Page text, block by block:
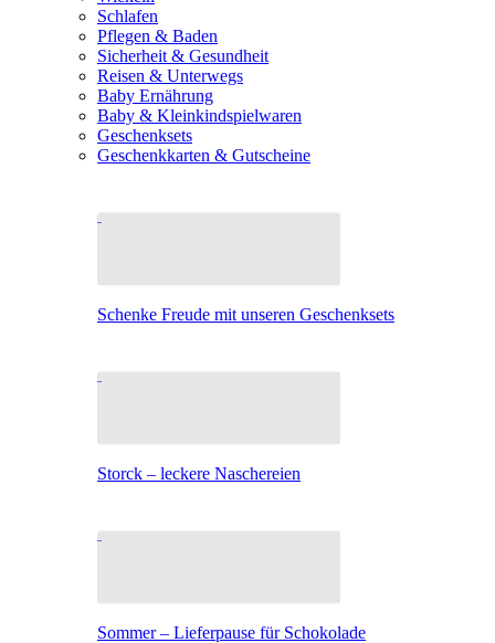
Schlafen
Pflegen & Baden
Sicherheit & Gesundheit
Reisen & Unterwegs
Baby Ernährung
Baby & Kleinkindspielwaren
Geschenksets
Geschenkkarten & Gutscheine
Schenke Freude mit unseren Geschenksets
Storck – leckere Naschereien
Sommer – Lieferpause für Schokolade